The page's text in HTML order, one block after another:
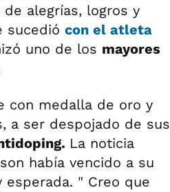
alegrías, logros y
sucedió con el atleta
uno de los mayores
con medalla de oro y
a ser despojado de sus
La noticia
había vencido a su
esperada. " Creo que